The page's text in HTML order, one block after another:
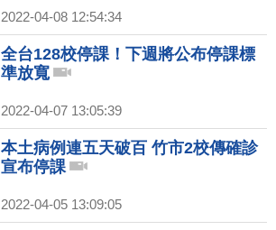
2022-04-08 12:54:34
全台128校停課！下週將公布停課標
準放寬
2022-04-07 13:05:39
本土病例連五天破百 竹市2校傳確診
宣布停課
2022-04-05 13:09:05